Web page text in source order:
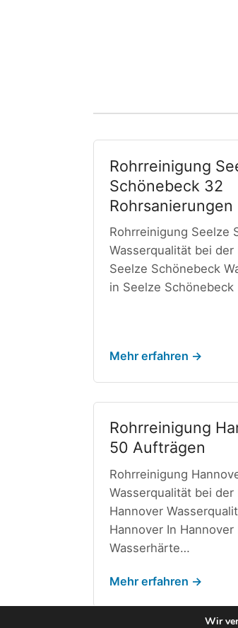
Rohrreinigung
Schönebeck 32
Rohrreinigung Seelze
Wasserqualität bei der
Seelze Schönebeck
in Seelze
Mehr erfahren →
Rohrreinigung
50 Aufträgen
Rohrreinigung
Wasserqualität bei der
Hannover
Hannover In
Wasserhärte…
Mehr erfahren →
Wir